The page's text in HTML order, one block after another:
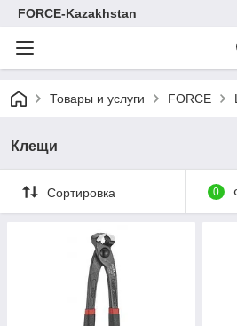
FORCE-Kazakhstan
Товары и услуги FORCE
Клещи
Сортировка 0